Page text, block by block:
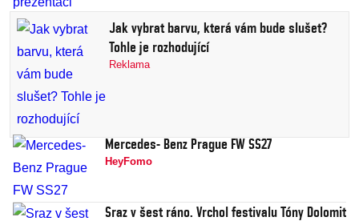
Jak vybrat barvu, která vám bude slušet?
Tohle je rozhodující
Reklama
Mercedes- Benz Prague FW SS27
HeyFomo
Sraz v šest ráno. Vrchol festivalu Tóny Dolomit